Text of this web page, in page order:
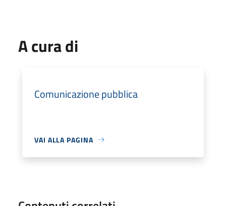
A cura di
Comunicazione pubblica
VAI ALLA PAGINA